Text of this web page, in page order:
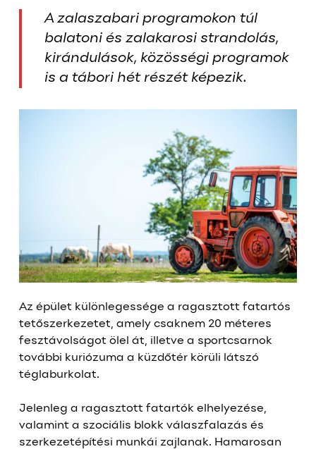
A zalaszabari programokon túl
balatoni és zalakarosi strandolás,
kirándulások, közösségi programok
is a tábori hét részét képezik.
Az épület különlegessége a ragasztott fatartós
tetőszerkezetet, amely csaknem 20 méteres
fesztávolságot ölel át, illetve a sportcsarnok
további kuriózuma a küzdőtér körüli látszó
téglaburkolat.
Jelenleg a ragasztott fatartók elhelyezése,
valamint a szociális blokk válaszfalazás és
szerkezetépítési munkái zajlanak. Hamarosan